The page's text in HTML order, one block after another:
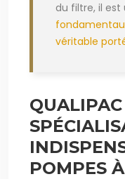
du filtre, il
véritable
POMPES